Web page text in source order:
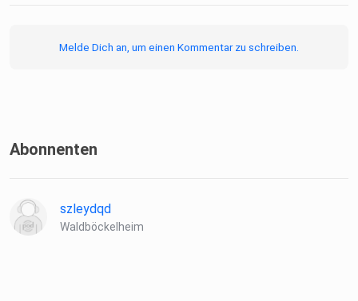
Melde Dich an, um einen Kommentar zu schreiben.
Abonnenten
szleydqd
Waldböckelheim